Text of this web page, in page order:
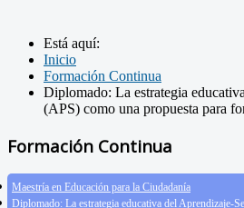
Está aquí:
Inicio
Formación Continua
Diplomado: La estrategia
(APS) como una propuesta para
Formación Continua
Maestría en Educación para la Ciudadanía
Diplomado: La estrategia educativa del Aprendizaje-